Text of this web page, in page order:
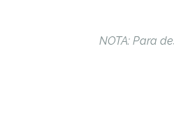
NOTA: Para